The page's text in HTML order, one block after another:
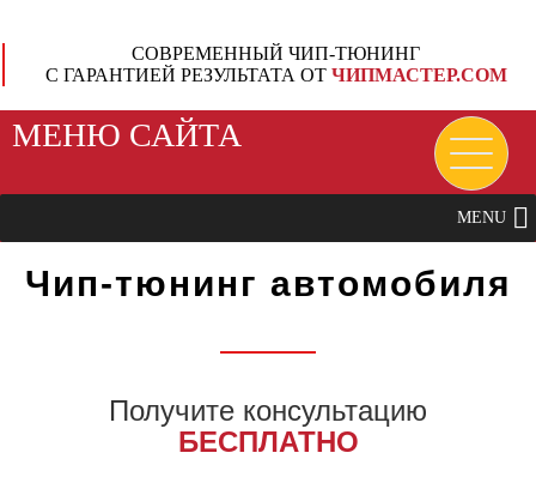
СОВРЕМЕННЫЙ ЧИП-ТЮНИНГ
С ГАРАНТИЕЙ РЕЗУЛЬТАТА ОТ ЧИПМАСТЕР.СОМ
MENU
МЕНЮ САЙТА
Чип-тюнинг автомобиля
Получите консультацию
БЕСПЛАТНО